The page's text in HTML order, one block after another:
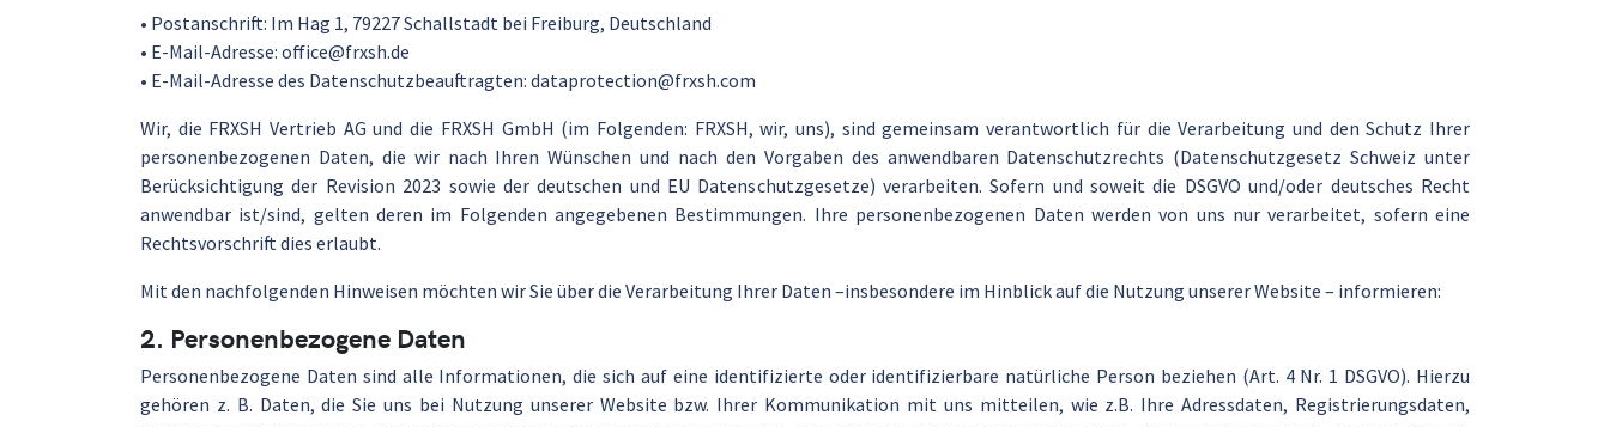
• Postanschrift: Im Hag 1, 79227 Schallstadt bei Freiburg, Deutschland
• E-Mail-Adresse: office@frxsh.de
• E-Mail-Adresse des Datenschutzbeauftragten: dataprotection@frxsh.com
Wir, die FRXSH Vertrieb AG und die FRXSH GmbH (im Folgenden: FRXSH, wir, uns), sind gemeinsam verantwortlich für die Verarbeitung und den Schutz Ihrer
personenbezogenen Daten, die wir nach Ihren Wünschen und nach den Vorgaben des anwendbaren Datenschutzrechts (Datenschutzgesetz Schweiz unter
Berücksichtigung der Revision 2023 sowie der deutschen und EU Datenschutzgesetze) verarbeiten. Sofern und soweit die DSGVO und/oder deutsches Recht
anwendbar ist/sind, gelten deren im Folgenden angegebenen Bestimmungen. Ihre personenbezogenen Daten werden von uns nur verarbeitet, sofern eine
Rechtsvorschrift dies erlaubt.
Mit den nachfolgenden Hinweisen möchten wir Sie über die Verarbeitung Ihrer Daten –insbesondere im Hinblick auf die Nutzung unserer Website – informieren:
2. Personenbezogene Daten
Personenbezogene Daten sind alle Informationen, die sich auf eine identifizierte oder identifizierbare natürliche Person beziehen (Art. 4 Nr. 1 DSGVO). Hierzu
gehören z. B. Daten, die Sie uns bei Nutzung unserer Website bzw. Ihrer Kommunikation mit uns mitteilen, wie z.B. Ihre Adressdaten, Registrierungsdaten,